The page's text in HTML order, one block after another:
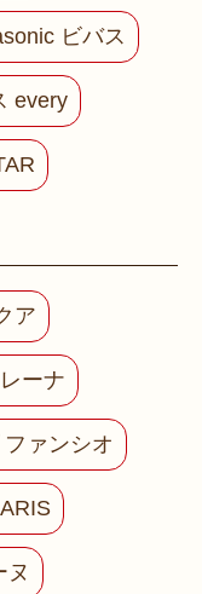
ビバス
every
ア
ーナ
ァンシオ
ヌ